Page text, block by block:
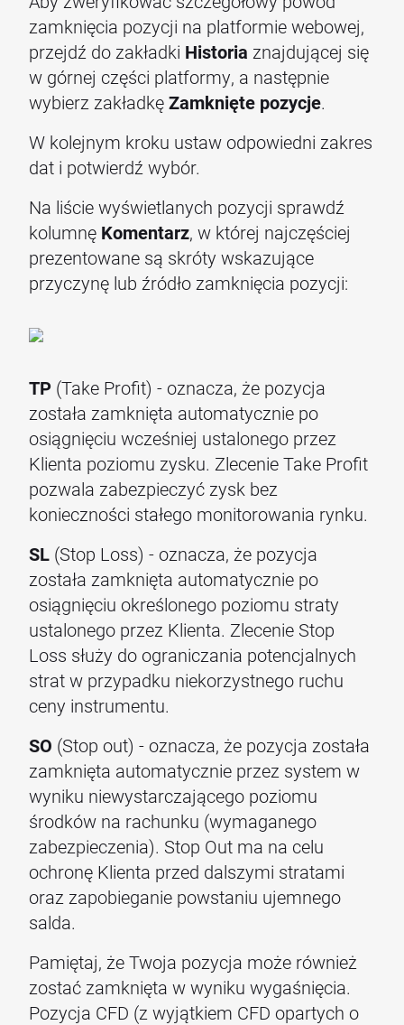
zamknięcia pozycji na platformie webowej,
przejdź do zakładki Historia znajdującej się
w górnej części platformy, a następnie
wybierz zakładkęZamknięte pozycje.
W kolejnym kroku ustaw odpowiedni zakres
dat i potwierdź wybór.
Na liście wyświetlanych pozycji sprawdź
kolumnę Komentarz, w której najczęściej
prezentowane są skróty wskazujące
przyczynę lub źródło zamknięcia pozycji:
TP (Take Profit) - oznacza, że pozycja
została zamknięta automatycznie po
osiągnięciu wcześniej ustalonego przez
Klienta poziomu zysku. Zlecenie Take Profit
pozwala zabezpieczyć zysk bez
konieczności stałego monitorowania rynku.
SL (Stop Loss) - oznacza, że pozycja
została zamknięta automatycznie po
osiągnięciu określonego poziomu straty
ustalonego przez Klienta. Zlecenie Stop
Loss służy do ograniczania potencjalnych
strat w przypadku niekorzystnego ruchu
ceny instrumentu.
SO (Stop out) - oznacza, że pozycja została
zamknięta automatycznie przez system w
wyniku niewystarczającego poziomu
środków na rachunku (wymaganego
zabezpieczenia). Stop Out ma na celu
ochronę Klienta przed dalszymi stratami
oraz zapobieganie powstaniu ujemnego
salda.
Pamiętaj, że Twoja pozycja może również
zostać zamknięta w wyniku wygaśnięcia.
Pozycja CFD (z wyjątkiem CFD opartych o